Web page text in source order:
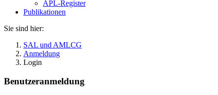
APL-Register
Publikationen
Sie sind hier:
SAL und AMLCG
Anmeldung
Login
Benutzeranmeldung